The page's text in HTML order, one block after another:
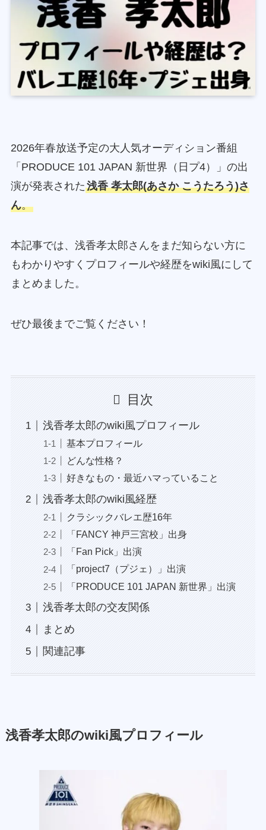
2026年春放送予定の大人気オーディション番組
「PRODUCE 101 JAPAN 新世界（日プ4）」の出
演が発表された浅香 孝太郎(あさか こうたろう)さ
ん。
本記事では、浅香孝太郎さんをまだ知らない方に
もわかりやすくプロフィールや経歴をwiki風にして
まとめました。
ぜひ最後までご覧ください！
目次
浅香孝太郎のwiki風プロフィール
基本プロフィール
どんな性格？
好きなもの・最近ハマっていること
浅香孝太郎のwiki風経歴
クラシックバレエ歴16年
「FANCY 神戸三宮校」出身
「Fan Pick」出演
「project7（プジェ）」出演
「PRODUCE 101 JAPAN 新世界」出演
浅香孝太郎の交友関係
まとめ
関連記事
浅香孝太郎のwiki風プロフィール